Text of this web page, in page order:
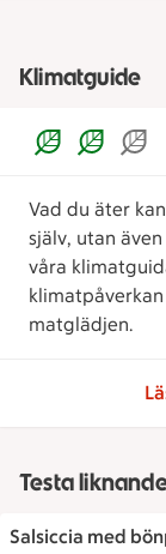
Klimatguide
Vad du äter
själv, utan
våra
matglädjen.
Testa
Salsiccia med